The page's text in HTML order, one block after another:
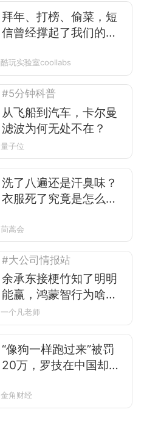
拜年、打榜、偷菜，短
信曾经撑起了我们的前
酷玩实验室coollabs
#5分钟科普
从飞船到汽车，卡尔曼
滤波为何无处不在？
量子位
洗了八遍还是汗臭味？
衣服死了究竟是怎么回
茼蒿会
#大公司情报站
余承东接梗竹知了明明
能赢，鸿蒙智行为啥不
让？
一个凡老师
“像狗一样跑过来”被罚
20万，罗技在中国却卖
金角财经